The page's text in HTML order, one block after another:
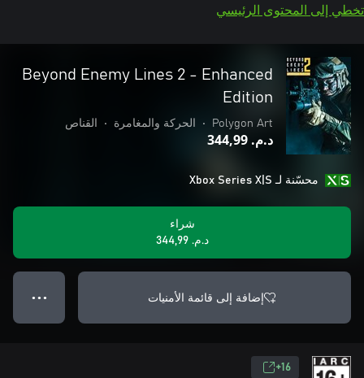
تخطي إلى المحتوى الرئيسي
Beyond Enemy Lines 2 - Enhanced
Edition
Polygon Art
• الحركة والمغامرة • القناص
د.م.‏ 344,99
محسّنة لـ Xbox Series X|S
شراء
د.م.‏ 344,99
إضافة إلى قائمة الأمنيات ● ● ●
16+